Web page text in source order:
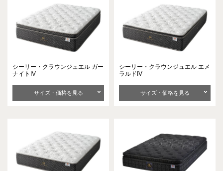
シーリー・クラウンジュエル ガー
ナイトIV
サイズ・価格を見る
シーリー・クラウンジュエル エメ
ラルドIV
サイズ・価格を見る